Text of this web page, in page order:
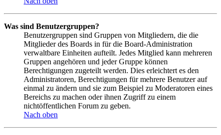
Was sind Benutzergruppen?
Benutzergruppen sind Gruppen von Mitgliedern, die die
Mitglieder des Boards in für die Board-Administration
verwaltbare Einheiten aufteilt. Jedes Mitglied kann mehreren
Gruppen angehören und jeder Gruppe können
Berechtigungen zugeteilt werden. Dies erleichtert es den
Administratoren, Berechtigungen für mehrere Benutzer auf
einmal zu ändern und sie zum Beispiel zu Moderatoren eines
Bereichs zu machen oder ihnen Zugriff zu einem
nichtöffentlichen Forum zu geben.
Nach oben